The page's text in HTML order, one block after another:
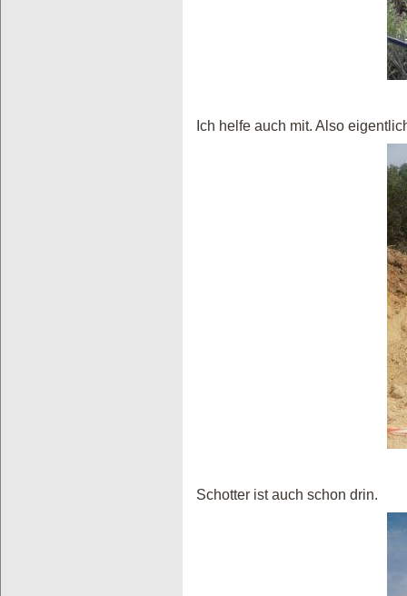
Ich helfe auch mit. Also
Schotter ist auch schon drin.